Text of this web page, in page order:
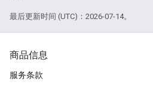
最后更新时间 (UTC)：2026-07-14。
商品信息
服务条款